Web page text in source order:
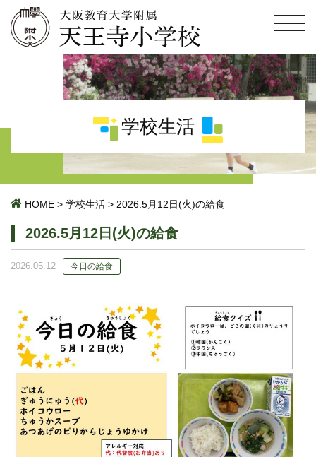
学校生活
HOME > 学校生活 > 2026.5月12日(火)の給食
2026.5月12日(火)の給食
2026.05.12 今日の給食